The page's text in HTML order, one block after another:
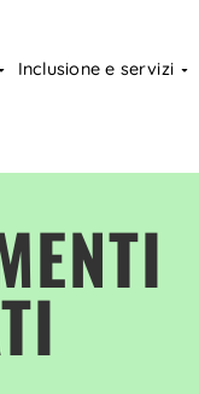
Inclusione e servizi